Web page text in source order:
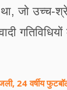
जो उच्च-
24 वर्षीय